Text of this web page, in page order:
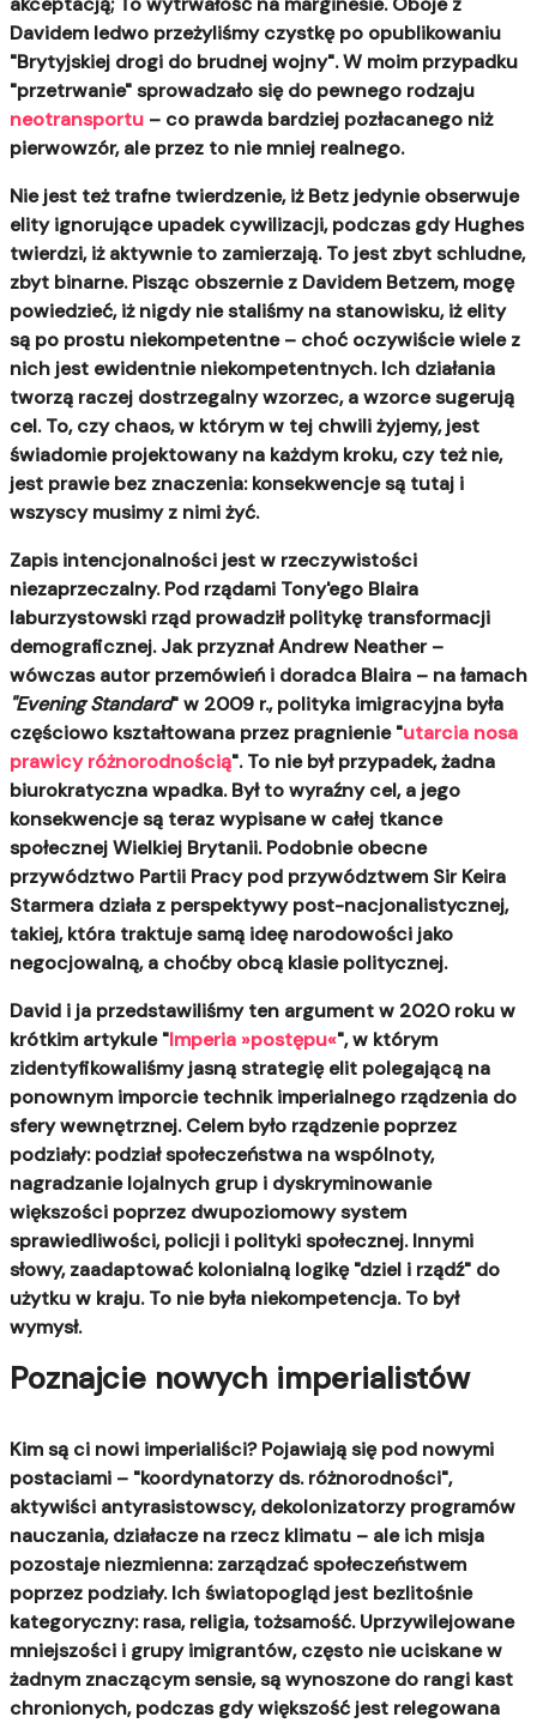
Davidem ledwo przeżyliśmy czystkę po opublikowaniu
"Brytyjskiej drogi do brudnej wojny". W moim przypadku
"przetrwanie" sprowadzało się do pewnego rodzaju
neotransportu – co prawda bardziej pozłacanego niż
pierwowzór, ale przez to nie mniej realnego.
Nie jest też trafne twierdzenie, iż Betz jedynie obserwuje
elity ignorujące upadek cywilizacji, podczas gdy Hughes
twierdzi, iż aktywnie to zamierzają. To jest zbyt schludne,
zbyt binarne. Pisząc obszernie z Davidem Betzem, mogę
powiedzieć, iż nigdy nie staliśmy na stanowisku, iż elity
są po prostu niekompetentne – choć oczywiście wiele z
nich jest ewidentnie niekompetentnych.Ich działania
tworzą raczej dostrzegalny wzorzec, a wzorce sugerują
cel. To, czy chaos, w którym w tej chwili żyjemy, jest
świadomie projektowany na każdym kroku, czy też nie,
jest prawie bez znaczenia: konsekwencje są tutaj i
wszyscy musimy z nimi żyć.
Zapis intencjonalności jest w rzeczywistości
niezaprzeczalny.Pod rządami Tony'ego Blaira
laburzystowski rząd prowadził politykę transformacji
demograficznej. Jak przyznał Andrew Neather –
wówczas autor przemówień i doradca Blaira – na łamach
"Evening Standard" w 2009 r., polityka imigracyjna była
częściowo kształtowana przez pragnienie "utarcia nosa
prawicy różnorodnością". To nie był przypadek, żadna
biurokratyczna wpadka. Był to wyraźny cel, a jego
konsekwencje są teraz wypisane w całej tkance
społecznej Wielkiej Brytanii. Podobnie obecne
przywództwo Partii Pracy pod przywództwem Sir Keira
Starmera działa z perspektywy post-nacjonalistycznej,
takiej, która traktuje samą ideę narodowości jako
negocjowalną, a choćby obcą klasie politycznej.
David i ja przedstawiliśmy ten argument w 2020 roku w
krótkim artykule "Imperia »postępu«", w którym
zidentyfikowaliśmy jasną strategię elit polegającą na
ponownym imporcie technik imperialnego rządzenia do
sfery wewnętrznej. Celem było rządzenie poprzez
podziały: podział społeczeństwa na wspólnoty,
nagradzanie lojalnych grup i dyskryminowanie
większości poprzez dwupoziomowy system
sprawiedliwości, policji i polityki społecznej. Innymi
słowy, zaadaptować kolonialną logikę "dziel i rządź" do
użytku w kraju. To nie była niekompetencja. To był
wymysł.
Poznajcie nowych imperialistów
Kim są ci nowi imperialiści? Pojawiają się pod nowymi
postaciami – "koordynatorzy ds. różnorodności",
aktywiści antyrasistowscy, dekolonizatorzy programów
nauczania, działacze na rzecz klimatu – ale ich misja
pozostaje niezmienna: zarządzać społeczeństwem
poprzez podziały. Ich światopogląd jest bezlitośnie
kategoryczny: rasa, religia, tożsamość.Uprzywilejowane
mniejszości i grupy imigrantów, często nie uciskane w
żadnym znaczącym sensie, są wynoszone do rangi kast
chronionych, podczas gdy większość jest relegowana